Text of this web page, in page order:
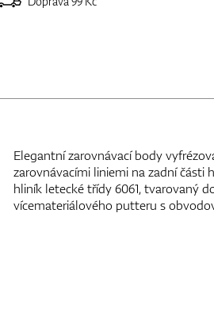
Elegantní zarovnávací body
zarovnávacími liniemi na zadní části
hliník letecké třídy 6061, tvarovaný
vícemateriálového putteru s